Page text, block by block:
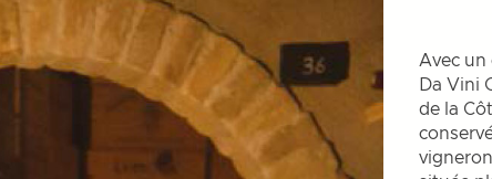
Avec
Da Vini
de la